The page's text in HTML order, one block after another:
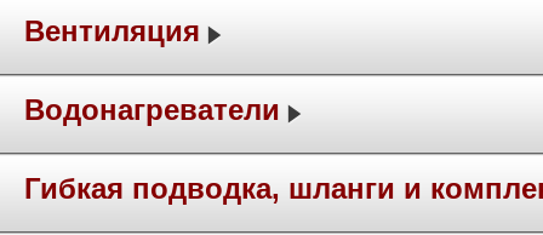
Вентиляция
Водонагреватели
Гибкая подводка, шланги и